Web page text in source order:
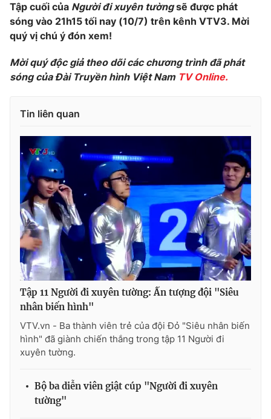
Học trực tuyến
Hitech Công nghệ tương lai
Sản phẩm
Thị trường
Giao lưu trực tuyến
Lịch phát sóng
Chuyên mục khác
Emagazine Podcast
Photo Infographic
Video Shorts video
VTV Money VTV Thể thao
VTV Sức khoẻ Bất động sản
Thị trường 24h
VTV4 Vươn mình bằng AI
VTV8
Tập cuối của Người đi xuyên tườngsẽ được phát
sóng vào 21h15 tối nay (10/7) trên kênh VTV3. Mời
quý vị chú ý đón xem!
Mời quý độc giả theo dõi các chương trình đã phát
sóng của Đài Truyền hình Việt Nam TV Online.
Tin liên quan
Tập 11 Người đi xuyên tường: Ấn tượng đội "Siêu
nhân biến hình"
VTV.vn - Ba thành viên trẻ của đội Đỏ "Siêu nhân biến
hình" đã giành chiến thắng trong tập 11 Người đi
xuyên tường.
Bộ ba diễn viên giật cúp "Người đi xuyên
tường"